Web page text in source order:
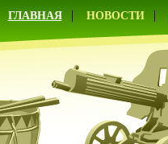
ГЛАВНАЯ НОВОСТИ